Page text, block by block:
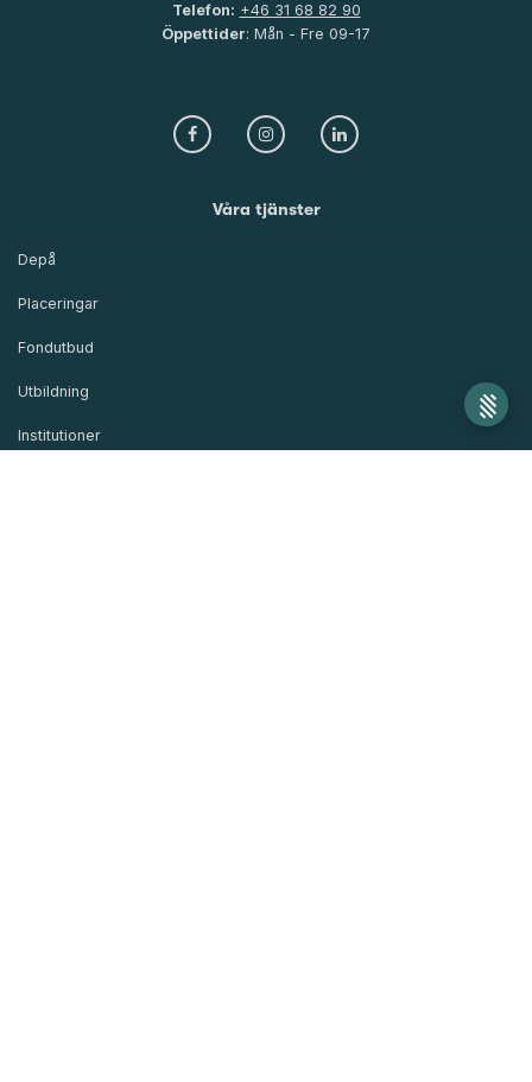
Telefon: +46 31 68 82 90
Öppettider: Mån - Fre 09-17
Våra tjänster
Depå
Placeringar
Fondutbud
Utbildning
Institutioner